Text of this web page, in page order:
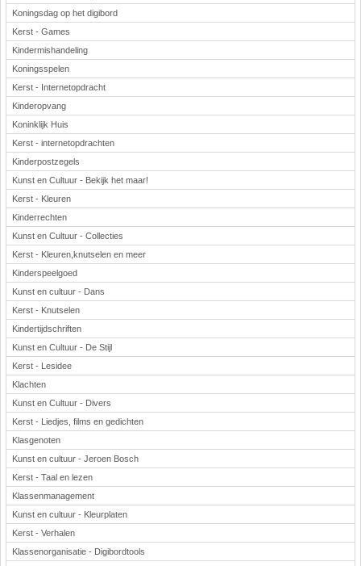
Koningsdag op het digibord
Kerst - Games
Kindermishandeling
Koningsspelen
Kerst - Internetopdracht
Kinderopvang
Koninklijk Huis
Kerst - internetopdrachten
Kinderpostzegels
Kunst en Cultuur - Bekijk het maar!
Kerst - Kleuren
Kinderrechten
Kunst en Cultuur - Collecties
Kerst - Kleuren,knutselen en meer
Kinderspeelgoed
Kunst en cultuur - Dans
Kerst - Knutselen
Kindertijdschriften
Kunst en Cultuur - De Stijl
Kerst - Lesidee
Klachten
Kunst en Cultuur - Divers
Kerst - Liedjes, films en gedichten
Klasgenoten
Kunst en cultuur - Jeroen Bosch
Kerst - Taal en lezen
Klassenmanagement
Kunst en cultuur - Kleurplaten
Kerst - Verhalen
Klassenorganisatie - Digibordtools